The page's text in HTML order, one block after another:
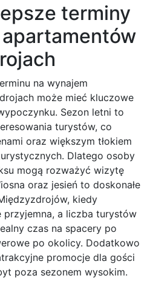
terminy
na wynajem
może mieć kluczowe
Sezon letni to
turystów, co
oraz większym tłokiem
Dlatego osoby
mogą rozważyć wizytę
oraz jesień to doskonałe
kiedy
przyjemna, a liczba turystów
czas na spacery po
po okolicy. Dodatkowo
promocje dla gości
poza sezonem wysokim.